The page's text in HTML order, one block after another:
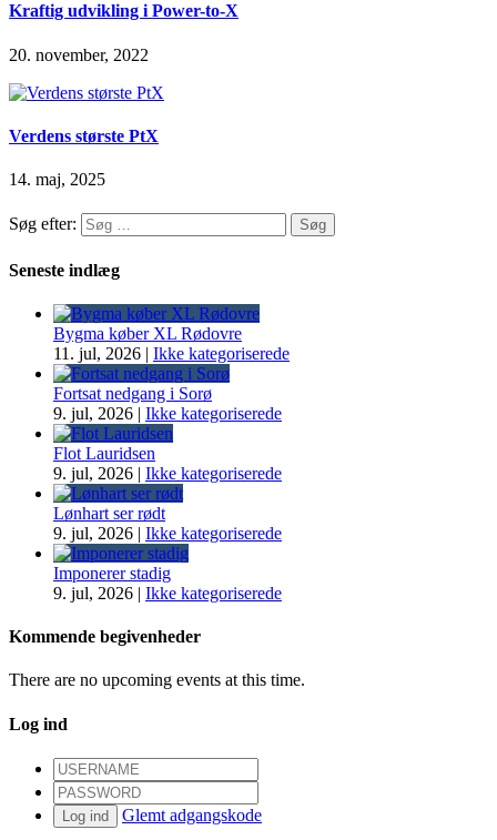
Kraftig udvikling i Power-to-X
20. november, 2022
Verdens største PtX
14. maj, 2025
Søg efter:
Seneste indlæg
Bygma køber XL Rødovre
11. jul, 2026 | Ikke kategoriserede
Fortsat nedgang i Sorø
9. jul, 2026 | Ikke kategoriserede
Flot Lauridsen
9. jul, 2026 | Ikke kategoriserede
Lønhart ser rødt
9. jul, 2026 | Ikke kategoriserede
Imponerer stadig
9. jul, 2026 | Ikke kategoriserede
Kommende begivenheder
There are no upcoming events at this time.
Log ind
Log ind Glemt adgangskode